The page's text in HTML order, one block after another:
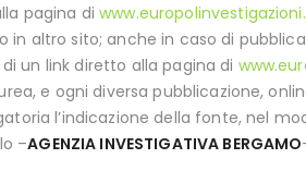
pagina di
in altro sito; anche in caso di
un link diretto alla pagina di
e ogni diversa pubblicazione,
l’indicazione della fonte, nel
–AGENZIA INVESTIGATIVA BERGAMO